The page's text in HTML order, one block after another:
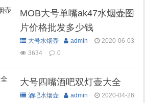
MOB大号单嘴ak47水烟壶图
片价格批发多少钱
大号水烟壶 admin
2020-06-03
3634
0
大号四嘴酒吧双灯壶大全
酒吧水烟壶 admin
2020-04-26